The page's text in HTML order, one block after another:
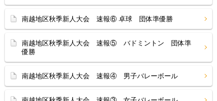
南越地区秋季新人大会 速報⑥ 卓球 団体準優勝
南越地区秋季新人大会 速報⑤ バドミントン 団体準
優勝
南越地区秋季新人大会 速報④ 男子バレーボール